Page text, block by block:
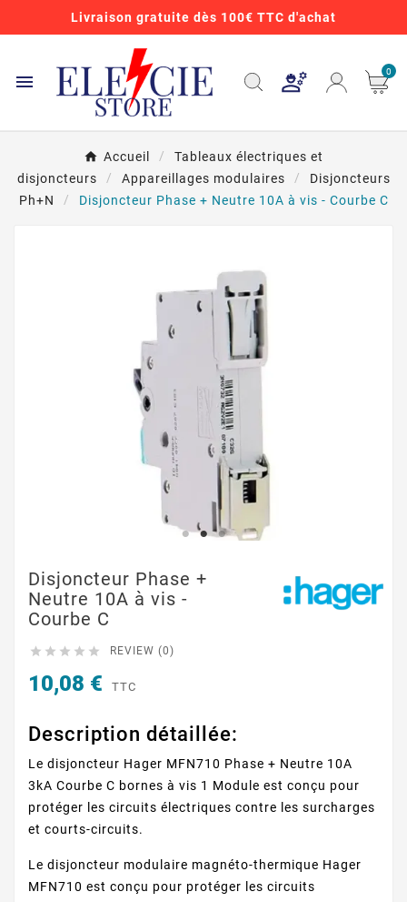
Livraison gratuite dès 100€ TTC d'achat
 0
Accueil
Tableaux électriques et
disjoncteurs
Appareillages modulaires
Disjoncteurs
Ph+N
Disjoncteur Phase + Neutre 10A à vis - Courbe C
Disjoncteur Phase +
Neutre 10A à vis -
Courbe C
     REVIEW (0)
10,08 € TTC
Description détaillée:
Le disjoncteur Hager MFN710 Phase + Neutre 10A
3kA Courbe C bornes à vis 1 Module est conçu pour
protéger les circuits électriques contre les surcharges
et courts-circuits.
Le disjoncteur modulaire magnéto-thermique Hager
MFN710 est conçu pour protéger les circuits